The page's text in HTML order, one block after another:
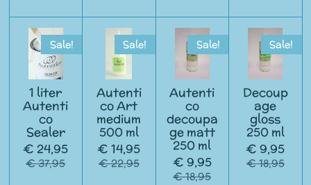
Sale!
1 liter
Autenti
co
Sealer
€ 24,95
€ 37,95
Sale!
Autenti
co Art
medium
500 ml
€ 14,95
€ 22,95
Sale!
Autenti
co
decoupa
ge matt
250 ml
€ 9,95
€ 18,95
Sale!
Decoup
age
gloss
250 ml
€ 9,95
€ 18,95